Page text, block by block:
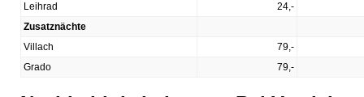
Leihrad
24,-
Zusatznächte
Villach
79,-
Grado
79,-